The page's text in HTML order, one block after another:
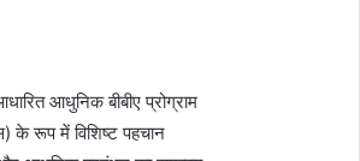
आधुनिक बीबीए प्रोग्राम
के रूप में विशिष्ट पहचान